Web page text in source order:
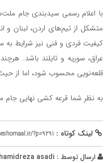
با اعلام رسمی سیدبندی جام
متشکل از تیم‌های اردن، لبنان و
کیفیت فردی و فنی نیز شرایط به
عراق، سوریه و تایلند باشد.
قلعه‌نویی محسوب شود، اما از
به نظر شما قرعه کشی نهایی جام
لینک کوتاه : ?p=9291
ارسال توسط : hamidreza asadi